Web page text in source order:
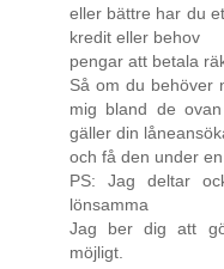
eller bättre har du
kredit eller behov
pengar att betala
Så om du behöver
mig bland de
gäller din
och få den under
PS: Jag deltar
lönsamma
Jag ber dig att
möjligt.